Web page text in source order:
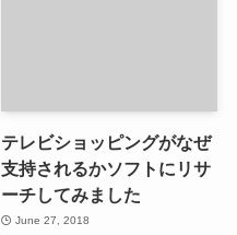
テレビショッピングがなぜ
支持されるかソフトにリサ
ーチしてみました
June 27, 2018